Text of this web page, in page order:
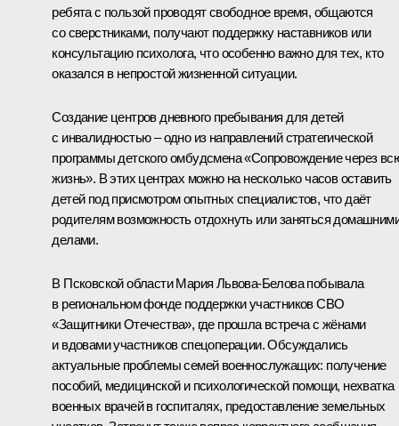
ребята с пользой проводят свободное время, общаются
со сверстниками, получают поддержку наставников или
консультацию психолога, что особенно важно для тех, кто
оказался в непростой жизненной ситуации.
Создание центров дневного пребывания для детей
с инвалидностью – одно из направлений стратегической
программы детского омбудсмена «Сопровождение через
жизнь». В этих центрах можно на несколько часов оставить
детей под присмотром опытных специалистов, что даёт
родителям возможность отдохнуть или заняться
делами.
В Псковской области Мария Львова-Белова побывала
в региональном фонде поддержки участников СВО
«Защитники Отечества», где прошла встреча с жёнами
и вдовами участников спецоперации. Обсуждались
актуальные проблемы семей военнослужащих: получение
пособий, медицинской и психологической помощи, нехватка
военных врачей в госпиталях, предоставление земельных